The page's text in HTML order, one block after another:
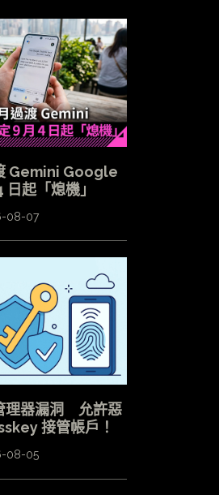
Gemini Google
起「熄機」
08-07
理器漏洞 允許惡
接管帳戶！
08-05